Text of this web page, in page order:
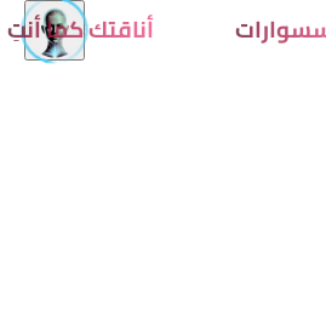
أناقتك كما أنتِ